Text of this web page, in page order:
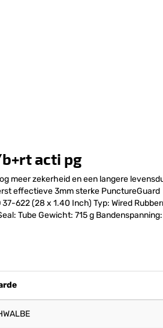
acti pg
meer zekerheid en een langere
effectieve 3mm sterke PunctureGuard
622 (28 x 1.40 Inch) Typ: Wired
Tube Gewicht: 715 g